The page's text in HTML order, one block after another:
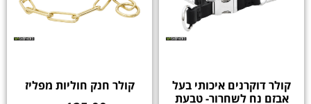
קולר דוקרנים איכותי בעל
אבזם נח לשחרור- טבעת
קולר חנק חוליות מפליז